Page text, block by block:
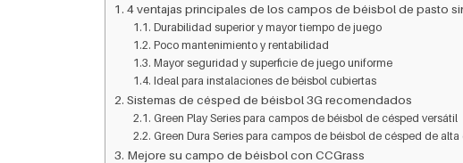
4 ventajas principales de los campos de béisbol de pasto
Durabilidad superior y mayor tiempo de juego
Poco mantenimiento y rentabilidad
Mayor seguridad y superficie de juego uniforme
Ideal para instalaciones de béisbol cubiertas
Sistemas de césped de béisbol 3G recomendados
Green Play Series para campos de béisbol de césped versátil
Green Dura Series para campos de béisbol de césped de
Mejore su campo de béisbol con CCGrass